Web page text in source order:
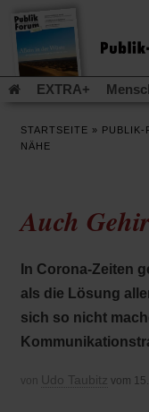
EXTRA+
Aufstehen & Handeln
Leserinitiative Publik-
Gleichberechtigung
Krieg und Frieden
Flucht und Migration
Podcast
STARTSEITE » PUBLIK-
NÄHE
Auch
In Corona-Zeiten
als die Lösung
sich so nicht
von Udo Taubitz vom